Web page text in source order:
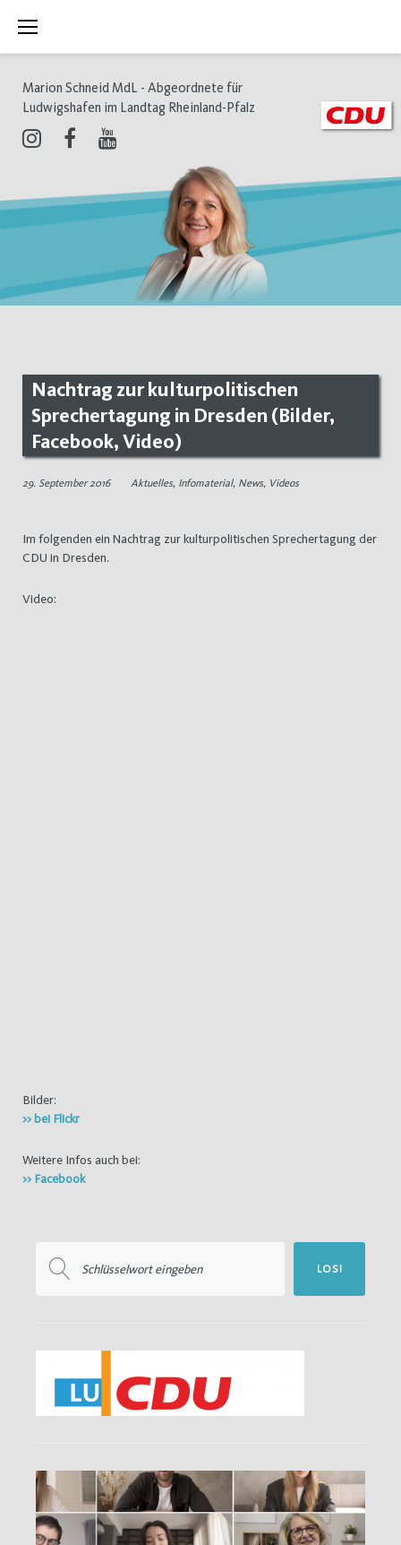
Inhalt
Marion Schneid MdL - Abgeordnete für
Ludwigshafen im Landtag Rheinland-Pfalz
Nachtrag zur kulturpolitischen
Sprechertagung in Dresden (Bilder,
Facebook, Video)
29. September 2016 Aktuelles, Infomaterial, News, Videos
Im folgenden ein Nachtrag zur kulturpolitischen Sprechertagung der
CDU in Dresden.
Video:
Bilder:
>> bei Flickr
Weitere Infos auch bei:
>> Facebook
nach:
LOS!